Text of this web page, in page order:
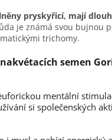
pryskyřicí, mají
je známá svou bujnou
trichomy.
semen
mentální
si společenských